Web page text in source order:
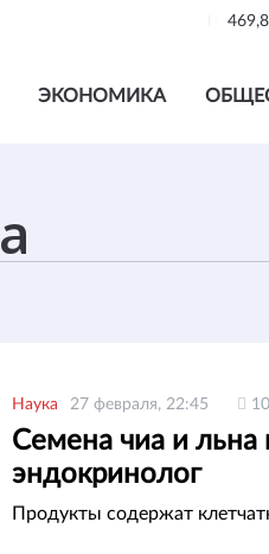
ЭКОНОМИКА
Наука 27 февраля, 22:45
Семена чиа и
эндокринолог
Продукты содержат